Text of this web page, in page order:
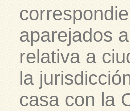
aparejados
relativa a
la
casa con la